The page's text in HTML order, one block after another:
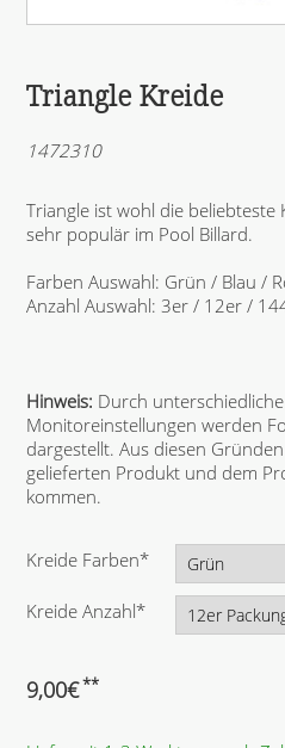
Triangle Kreide
1472310
Triangle ist wohl die
sehr populär im Pool Billard.
Farben Auswahl: Grün / Blau /
Anzahl Auswahl: 3er / 12er /
Hinweis: Durch
Monitoreinstellungen werden
dargestellt. Aus diesen
gelieferten Produkt und dem
kommen.
P
l
h
t
Kreide Farben*
P
i
c
Kreide Anzahl*
9,00€**